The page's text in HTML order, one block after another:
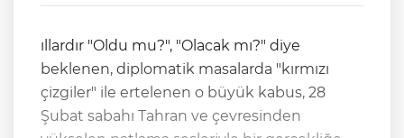
ıllardır "Oldu mu?", "Olacak mı?" diye
beklenen, diplomatik masalarda "kırmızı
çizgiler" ile ertelenen o büyük kabus, 28
Şubat sabahı Tahran ve çevresinden